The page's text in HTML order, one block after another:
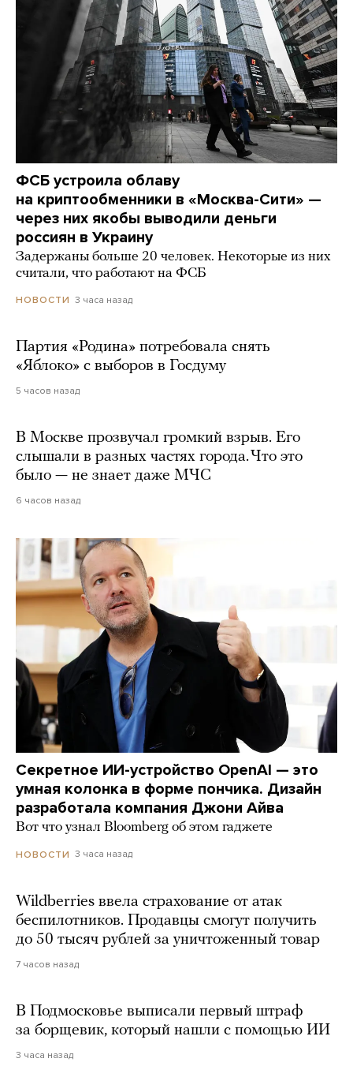
ФСБ устроила облаву
на криптообменники в «Москва-Сити» —
через них якобы выводили деньги
россиян в Украину
Задержаны больше 20 человек. Некоторые из них
считали, что работают на ФСБ
НОВОСТИ 3 часа назад
Партия «Родина» потребовала снять
«Яблоко» с выборов в Госдуму
5 часов назад
В Москве прозвучал громкий взрыв. Его
слышали в разных частях города. Что это
было — не знает даже МЧС
6 часов назад
Секретное ИИ-устройство OpenAI — это
умная колонка в форме пончика. Дизайн
разработала компания Джони Айва
Вот что узнал Bloomberg об этом гаджете
НОВОСТИ 3 часа назад
Wildberries ввела страхование от атак
беспилотников. Продавцы смогут получить
до 50 тысяч рублей за уничтоженный товар
7 часов назад
В Подмосковье выписали первый штраф
за борщевик, который нашли с помощью ИИ
3 часа назад